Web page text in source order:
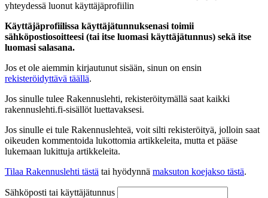
yhteydessä luonut käyttäjäprofiilin
Käyttäjäprofiilissa käyttäjätunnuksenasi toimii
sähköpostiosoitteesi (tai itse luomasi käyttäjätunnus) sekä itse
luomasi salasana.
Jos et ole aiemmin kirjautunut sisään, sinun on ensin
rekisteröidyttävä täällä.
Jos sinulle tulee Rakennuslehti, rekisteröitymällä saat kaikki
rakennuslehti.fi-sisällöt luettavaksesi.
Jos sinulle ei tule Rakennuslehteä, voit silti rekisteröityä, jolloin saat
oikeuden kommentoida lukottomia artikkeleita, mutta et pääse
lukemaan lukittuja artikkeleita.
Tilaa Rakennuslehti tästä tai hyödynnä maksuton koejakso tästä.
Sähköposti tai käyttäjätunnus